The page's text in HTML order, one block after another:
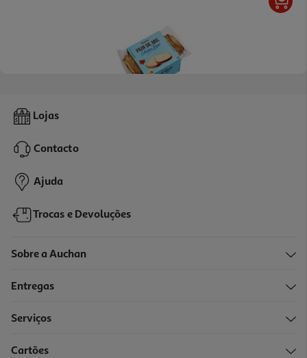
Pão De Forma Auchan Sem Glúten 400g
3,95 €
Lojas
Contacto
Ajuda
Trocas e Devoluções
Sobre a Auchan
Entregas
Serviços
Cartões